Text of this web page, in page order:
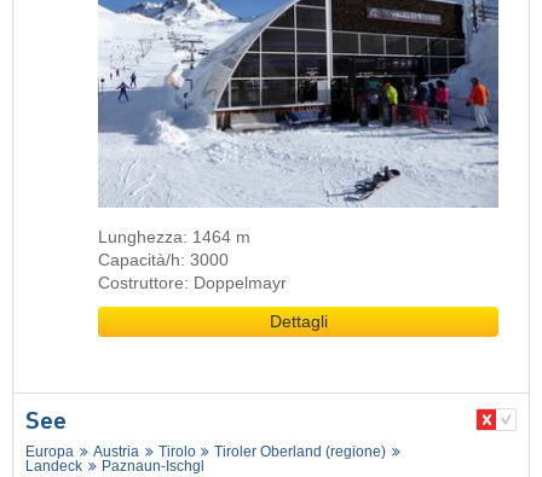
Lunghezza: 1464 m
Capacità/h: 3000
Costruttore: Doppelmayr
Dettagli
See
Europa Austria Tirolo
Tiroler Oberland (regione)
Landeck
Paznaun-Ischgl